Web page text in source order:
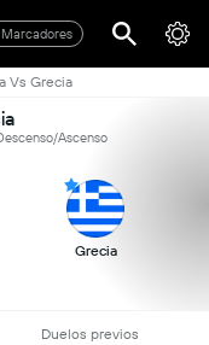
Marcadores
Vs Grecia
Ascenso
Grecia
Duelos previos